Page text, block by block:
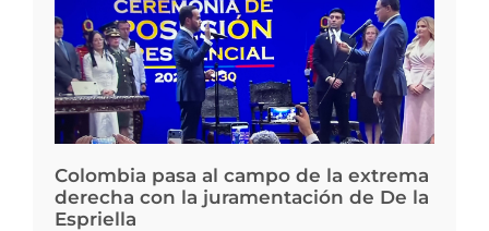
Colombia pasa al campo de la extrema
derecha con la juramentación de De la
Espriella